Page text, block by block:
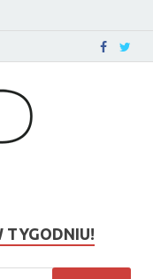
TYGODNIU!